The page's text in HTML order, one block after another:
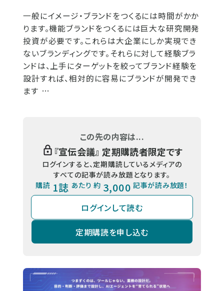
一般にイメージ・ブランドをつくるには時間がかか
ります。機能ブランドをつくるには巨大な研究開発
投資が必要です。これらは大企業にしか実現でき
ないブランディングです。それらに対して経験ブラ
ンドは、上手にターゲットを絞ってブランド経験を
設計すれば、相対的に容易にブランドが開発でき
ます …
この先の内容は...
『宣伝会議』 定期購読者限定です
ログインすると、定期購読しているメディアの
すべての記事が読み放題となります。
購読 1誌 あたり 約 3,000 記事が読み放題！
ログインして読む
定期購読を申し込む